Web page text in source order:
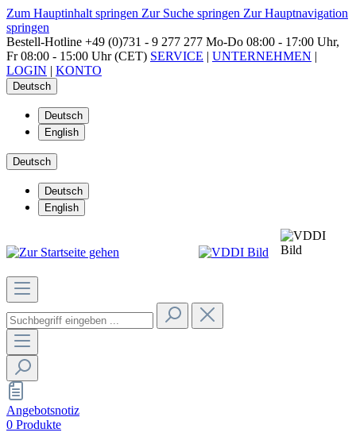
Zum Hauptinhalt springen Zur Suche springen Zur Hauptnavigation
springen
Bestell-Hotline +49 (0)731 - 9 277 277 Mo-Do 08:00 - 17:00 Uhr,
Fr 08:00 - 15:00 Uhr (CET) SERVICE | UNTERNEHMEN |
LOGIN | KONTO
Deutsch
Deutsch
English
Deutsch
Deutsch
English
Angebotsnotiz
0 Produkte